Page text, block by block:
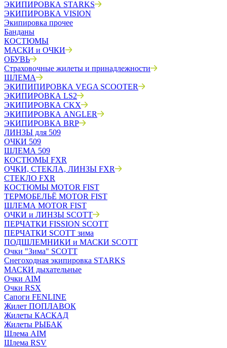
ЭКИПИРОВКА STARKS
ЭКИПИРОВКА VISION
Экипировка прочее
Банданы
КОСТЮМЫ
МАСКИ и ОЧКИ
ОБУВЬ
Страховочные жилеты и принадлежности
ШЛЕМА
ЭКИПИПИРОВКА VEGA SCOOTER
ЭКИПИРОВКА LS2
ЭКИПИРОВКА CKX
ЭКИПИРОВКА ANGLER
ЭКИПИРОВКА BRP
ЛИНЗЫ для 509
ОЧКИ 509
ШЛЕМА 509
КОСТЮМЫ FXR
ОЧКИ, СТЕКЛА, ЛИНЗЫ FXR
СТЕКЛО FXR
КОСТЮМЫ MOTOR FIST
ТЕРМОБЕЛЬЁ MOTOR FIST
ШЛЕМА MOTOR FIST
ОЧКИ и ЛИНЗЫ SCOTT
ПЕРЧАТКИ FISSION SCOTT
ПЕРЧАТКИ SCOTT зима
ПОДШЛЕМНИКИ и МАСКИ SCOTT
Очки "Зима" SCOTT
Снегоходная экипировка STARKS
МАСКИ дыхательные
Очки AIM
Очки RSX
Сапоги FENLINE
Жилет ПОПЛАВОК
Жилеты КАСКАД
Жилеты РЫБАК
Шлема AIM
Шлема RSV